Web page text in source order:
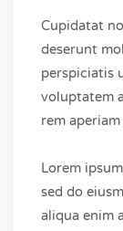
Cupidatat
deserunt
perspiciatis
voluptatem
rem aperiam
Lorem
sed do
aliqua enim